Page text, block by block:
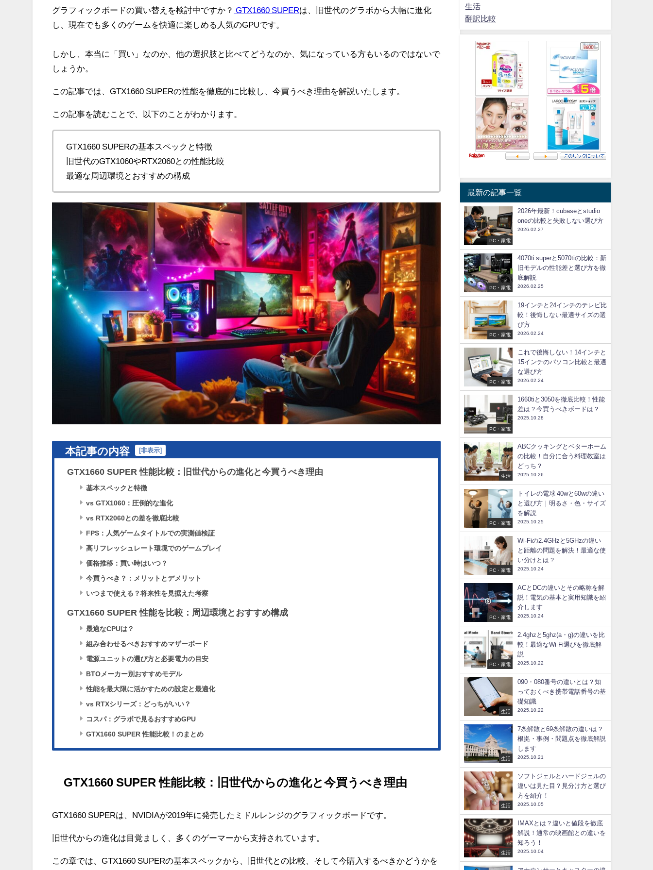
グラフィックボードの買い替えを検討中ですか？ GTX1660 SUPERは、旧世代のグラボから大幅に進化
し、現在でも多くのゲームを快適に楽しめる人気のGPUです。
しかし、本当に「買い」なのか、他の選択肢と比べてどうなのか、気になっている方もいるのではないで
しょうか。
この記事では、GTX1660 SUPERの性能を徹底的に比較し、今買うべき理由を解説いたします。
この記事を読むことで、以下のことがわかります。
GTX1660 SUPERの基本スペックと特徴
旧世代のGTX1060やRTX2060との性能比較
最適な周辺環境とおすすめの構成
本記事の内容 [非表示]
GTX1660 SUPER 性能比較：旧世代からの進化と今買うべき理由
基本スペックと特徴
vs GTX1060：圧倒的な進化
vs RTX2060との差を徹底比較
FPS：人気ゲームタイトルでの実測値検証
高リフレッシュレート環境でのゲームプレイ
価格推移：買い時はいつ？
今買うべき？：メリットとデメリット
いつまで使える？将来性を見据えた考察
GTX1660 SUPER 性能を比較：周辺環境とおすすめ構成
最適なCPUは？
組み合わせるべきおすすめマザーボード
電源ユニットの選び方と必要電力の目安
BTOメーカー別おすすめモデル
性能を最大限に活かすための設定と最適化
vs RTXシリーズ：どっちがいい？
コスパ：グラボで見るおすすめGPU
GTX1660 SUPER 性能比較！のまとめ
GTX1660 SUPER 性能比較：旧世代からの進化と今買うべき理由
GTX1660 SUPERは、NVIDIAが2019年に発売したミドルレンジのグラフィックボードです。
旧世代からの進化は目覚ましく、多くのゲーマーから支持されています。
この章では、GTX1660 SUPERの基本スペックから、旧世代との比較、そして今購入するべきかどうかを
生活
翻訳比較
最新の記事一覧
PC・家電
2026年最新！cubaseとstudio
oneの比較と失敗しない選び方
2026.02.27
PC・家電
4070ti superと5070tiの比較：新
旧モデルの性能差と選び方を徹
底解説
2026.02.25
PC・家電
19インチと24インチのテレビ比
較！後悔しない最適サイズの選
び方
2026.02.24
PC・家電
これで後悔しない！14インチと
15インチのパソコン比較と最適
な選び方
2026.02.24
PC・家電
1660tiと3050を徹底比較！性能
差は？今買うべきボードは？
2025.10.28
生活
ABCクッキングとベターホーム
の比較！自分に合う料理教室は
どっち？
2025.10.26
PC・家電
トイレの電球 40wと60wの違い
と選び方｜明るさ・色・サイズ
を解説
2025.10.25
PC・家電
Wi-Fiの2.4GHzと5GHzの違い
と距離の問題を解決！最適な使
い分けとは？
2025.10.24
PC・家電
ACとDCの違いとその略称を解
説！電気の基本と実用知識を紹
介します
2025.10.24
PC・家電
2.4ghzと5ghz(a・g)の違いを比
較！最適なWi-Fi選びを徹底解
説
2025.10.22
生活
090・080番号の違いとは？知
っておくべき携帯電話番号の基
礎知識
2025.10.22
生活
7条解散と69条解散の違いは？
根拠・事例・問題点を徹底解説
します
2025.10.21
生活
ソフトジェルとハードジェルの
違いは見た目？見分け方と選び
方を紹介！
2025.10.05
生活
IMAXとは？違いと値段を徹底
解説！通常の映画館との違いを
知ろう！
2025.10.04